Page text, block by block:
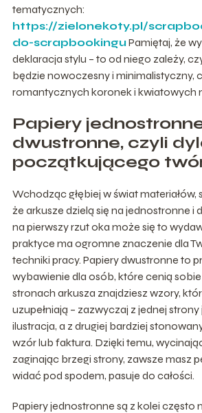
tematycznych:
https://zielonekoty.pl/
do-scrapbookinguPamiętaj, że
deklaracja stylu – to od niego zależy,
będzie nowoczesny i minimalistyczny,
romantycznych koronek i kwiatowych
Papiery
dwustronne, czyli
początkującego
Wchodząc głębiej w świat materiałów,
że arkusze dzielą się na jednostronne i
na pierwszy rzut oka może się to
praktyce ma ogromne znaczenie dla
techniki pracy. Papiery dwustronne to
wybawienie dla osób, które cenią
stronach arkusza znajdziesz wzory,
uzupełniają – zazwyczaj z jednej
ilustracja, a z drugiej bardziej
wzór lub faktura. Dzięki temu,
zaginając brzegi strony, zawsze masz
widać pod spodem, pasuje do całości.
Papiery jednostronne są z kolei często